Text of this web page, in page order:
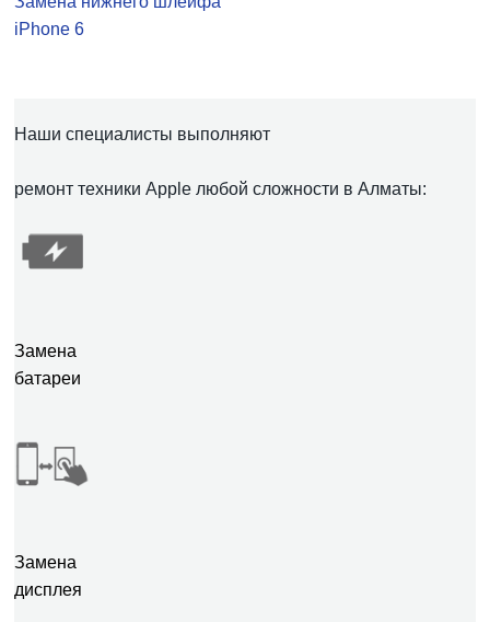
iPhone 6
Наши специалисты выполняют
ремонт техники Apple любой сложности в Алматы:
Замена
батареи
Замена
дисплея